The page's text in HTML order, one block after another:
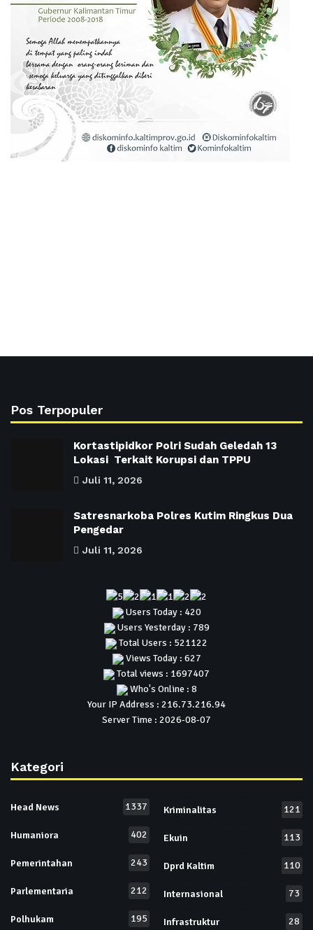
Pos Terpopuler
Kortastipidkor Polri Sudah Geledah 13
Lokasi Terkait Korupsi dan TPPU
Juli 11, 2026
Satresnarkoba Polres Kutim Ringkus Dua
Pengedar
Juli 11, 2026
Users Today : 420
Users Yesterday : 789
Total Users : 521122
Views Today : 627
Total views : 1697407
Who's Online : 8
Your IP Address : 216.73.216.94
Server Time : 2026-08-07
Kategori
Head News 1337
Humaniora 402
Pemerintahan 243
Parlementaria 212
Polhukam 195
Kriminalitas 121
Ekuin 113
Dprd Kaltim 110
Internasional 73
Infrastruktur 28